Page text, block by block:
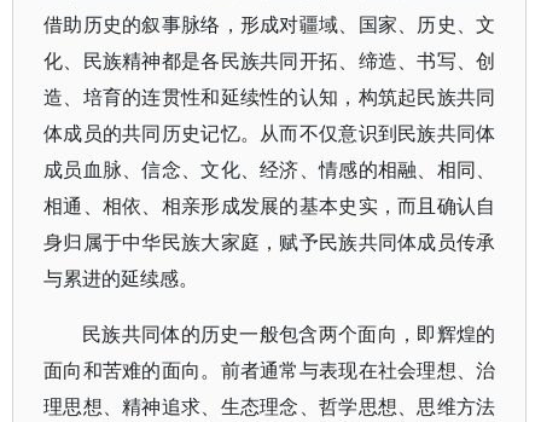
借助历史的叙事脉络，形成对疆域、国家、历史、文
化、民族精神都是各民族共同开拓、缔造、书写、创
造、培育的连贯性和延续性的认知，构筑起民族共同
体成员的共同历史记忆。从而不仅意识到民族共同体
成员血脉、信念、文化、经济、情感的相融、相同、
相通、相依、相亲形成发展的基本史实，而且确认自
身归属于中华民族大家庭，赋予民族共同体成员传承
与累进的延续感。
民族共同体的历史一般包含两个面向，即辉煌的
面向和苦难的面向。 前者通常与表现在社会理想、治
理思想、精神追求、生态理念、哲学思想、思维方法